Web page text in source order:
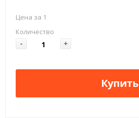
Цена за 1
Количество
- +
Купить